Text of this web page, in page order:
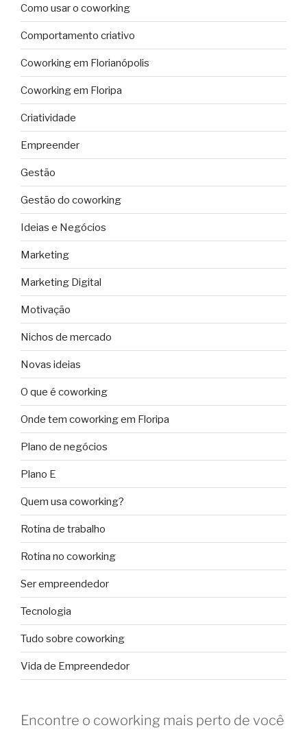
Como usar o coworking
Comportamento criativo
Coworking em Florianópolis
Coworking em Floripa
Criatividade
Empreender
Gestão
Gestão do coworking
Ideias e Negócios
Marketing
Marketing Digital
Motivação
Nichos de mercado
Novas ideias
O que é coworking
Onde tem coworking em Floripa
Plano de negócios
Plano E
Quem usa coworking?
Rotina de trabalho
Rotina no coworking
Ser empreendedor
Tecnologia
Tudo sobre coworking
Vida de Empreendedor
Encontre o coworking mais perto de você